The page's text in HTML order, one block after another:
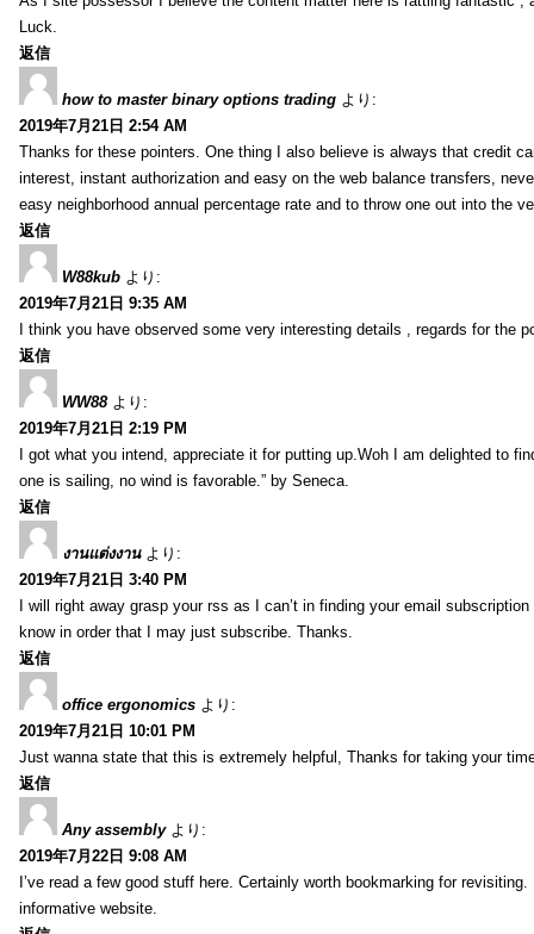
Luck.
返信
how to master binary options trading より:
2019年7月21日 2:54 AM
Thanks for these pointers. One thing I also believe is always that credit
interest, instant authorization and easy on the web balance transfers,
easy neighborhood annual percentage rate and to throw one out into the
返信
W88kub より:
2019年7月21日 9:35 AM
I think you have observed some very interesting details , regards for the
返信
WW88 より:
2019年7月21日 2:19 PM
I got what you intend, appreciate it for putting up.Woh I am delighted to
one is sailing, no wind is favorable.” by Seneca.
返信
งานแต่งงาน より:
2019年7月21日 3:40 PM
I will right away grasp your rss as I can’t in finding your email
know in order that I may just subscribe. Thanks.
返信
office ergonomics より:
2019年7月21日 10:01 PM
Just wanna state that this is extremely helpful, Thanks for taking your
返信
Any assembly より:
2019年7月22日 9:08 AM
I’ve read a few good stuff here. Certainly worth bookmarking for
informative website.